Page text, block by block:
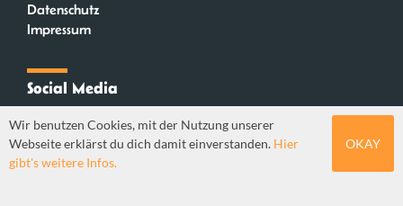
Datenschutz
Impressum
Social Media
Mastodon
Wir benutzen Cookies, mit der Nutzung unserer
Webseite erklärst du dich damit einverstanden. Hier
gibt's weitere Infos.
OKAY